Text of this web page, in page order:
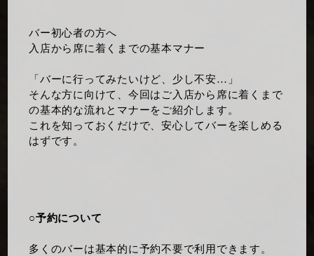
バー初心者の方へ
入店から席に着くまでの基本マナー
「バーに行ってみたいけど、少し不安…」
そんな方に向けて、今回はご入店から席に着くまで
の基本的な流れとマナーをご紹介します。
これを知っておくだけで、安心してバーを楽しめる
はずです。
○予約について
多くのバーは基本的に予約不要で利用できます。